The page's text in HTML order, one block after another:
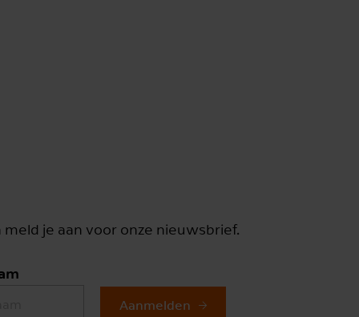
je aan voor onze nieuwsbrief.
Aanmelden